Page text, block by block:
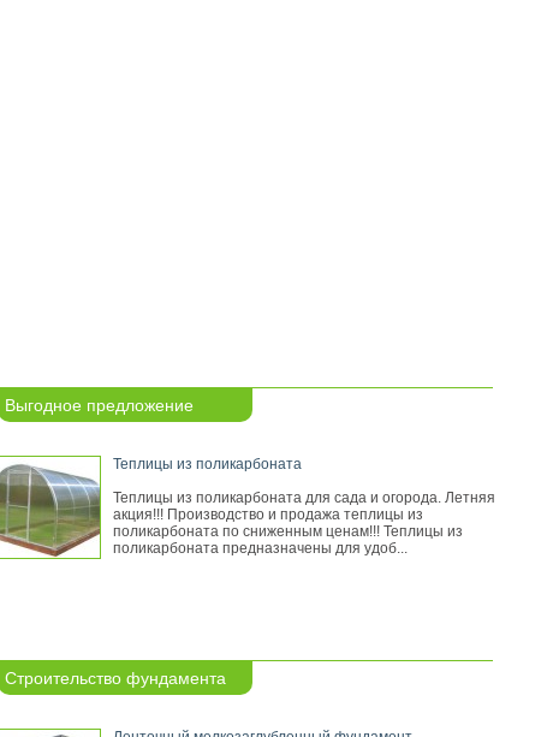
Выгодное предложение
Теплицы из поликарбоната
Теплицы из поликарбоната для сада и огорода. Летняя
акция!!! Производство и продажа теплицы из
поликарбоната по сниженным ценам!!! Теплицы из
поликарбоната предназначены для удоб...
Строительство фундамента